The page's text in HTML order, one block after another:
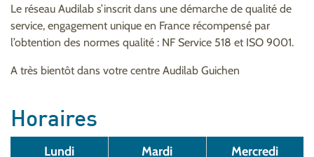
Le réseau Audilab s’inscrit dans une démarche de qualité de
service, engagement unique en France récompensé par
l’obtention des normes qualité : NF Service 518 et ISO 9001.
A très bientôt dans votre centre Audilab Guichen
Horaires
Lundi Mardi Mercredi